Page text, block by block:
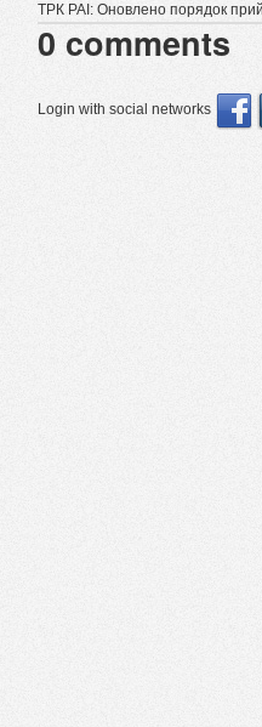
ТРК РАІ: Оновлено порядок
0 comments
Login with social networks